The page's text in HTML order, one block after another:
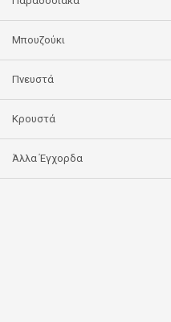
Μπουζούκι
Πνευστά
Κρουστά
Άλλα Έγχορδα